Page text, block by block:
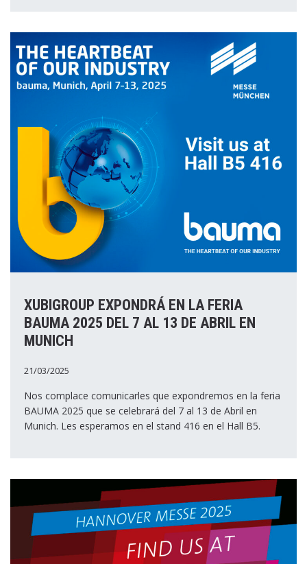
XUBIGROUP EXPONDRÁ EN LA FERIA
BAUMA 2025 DEL 7 AL 13 DE ABRIL EN
MUNICH
21/03/2025
Nos complace comunicarles que expondremos en la feria
BAUMA 2025 que se celebrará del 7 al 13 de Abril en
Munich. Les esperamos en el stand 416 en el Hall B5.